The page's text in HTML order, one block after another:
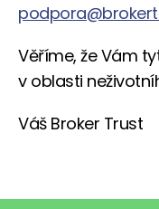
Věříme, že Vám
v oblasti
Váš Broker Trust